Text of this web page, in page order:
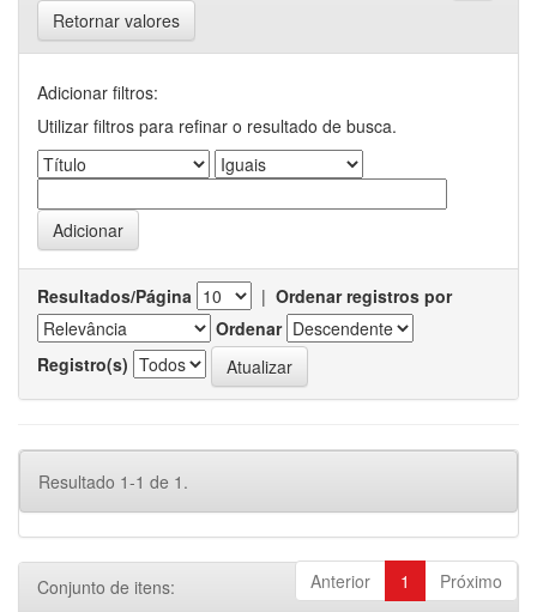
Retornar valores
Adicionar filtros:
Utilizar filtros para refinar o resultado de busca.
Resultados/Página | Ordenar registros por
Ordenar
Registro(s)
Resultado 1-1 de 1.
Anterior 1 Próximo
Conjunto de itens: